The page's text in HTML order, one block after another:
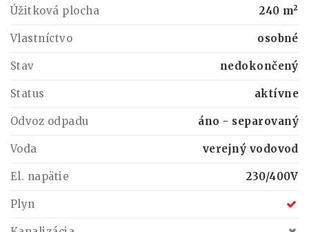
Úžitková plocha 240 m²
Vlastníctvo osobné
Stav nedokončený
Status aktívne
Odvoz odpadu áno - separovaný
Voda verejný vodovod
El. napätie 230/400V
Plyn